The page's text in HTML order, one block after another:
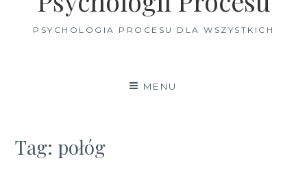
PSYCHOLOGIA PROCESU DLA WSZYSTKICH
MENU
Tag: połóg